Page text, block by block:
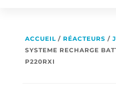
ACCUEIL / RÉACTEURS /
SYSTEME RECHARGE
P220RXI